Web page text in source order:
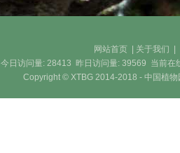
网站首页 关于我们
今日访问量:28413 昨日访问量:39569 当前在
Copyright © XTBG 2014-2018 - 中国